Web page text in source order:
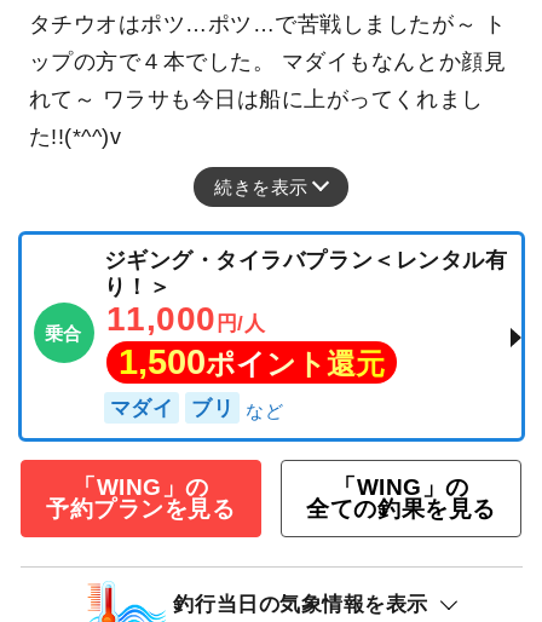
タチウオはポツ…ポツ…で苦戦しましたが～ ト
ップの方で４本でした。 マダイもなんとか顔見
れて～ ワラサも今日は船に上がってくれまし
た!!(*^^)v
続きを表示
乗合
ジギング・タイラバプラン＜レンタル有
り！＞
11,000 円/人
1,500ポイント還元
マダイ ブリ
「WING」の
予約プランを見る
「WING」の
全ての釣果を見る
釣行当日の気象情報を表示